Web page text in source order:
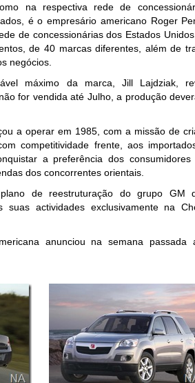
na respectiva rede de
é o empresário americano Roger
de concessionárias dos Estados
de 40 marcas diferentes, além de
negócios.
máximo da marca, Jill Lajdziak,
for vendida até Julho, a produção
a operar em 1985, com a missão de
competitividade frente, aos
a preferência dos consumidores
dos concorrentes orientais.
de reestruturação do grupo GM
actividades exclusivamente na
anunciou na semana passada